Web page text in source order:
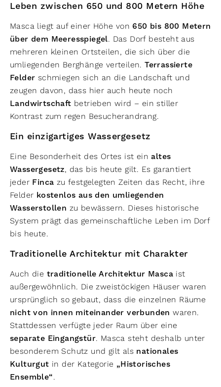
Leben zwischen 650 und 800 Metern Höhe
Masca liegt auf einer Höhe von 650 bis 800 Metern
über dem Meeresspiegel. Das Dorf besteht aus
mehreren kleinen Ortsteilen, die sich über die
umliegenden Berghänge verteilen.Terrassierte
Felder schmiegen sich an die Landschaft und
zeugen davon, dass hier auch heute noch
Landwirtschaft betrieben wird – ein stiller
Kontrast zum regen Besucherandrang.
Ein einzigartiges Wassergesetz
Eine Besonderheit des Ortes ist einaltes
Wassergesetz, das bis heute gilt. Es garantiert
jeder Finca zu festgelegten Zeiten das Recht, ihre
Felder kostenlos aus den umliegenden
Wasserstollen zu bewässern. Dieses historische
System prägt das gemeinschaftliche Leben im Dorf
bis heute.
Traditionelle Architektur mit Charakter
Auch die traditionelle Architektur Masca ist
außergewöhnlich. Die zweistöckigen Häuser waren
ursprünglich so gebaut, dass die einzelnen Räume
nicht von innen miteinander verbunden waren.
Stattdessen verfügte jeder Raum über eine
separate Eingangstür. Masca steht deshalb unter
besonderem Schutz und gilt als nationales
Kulturgut in der Kategorie „Historisches
Ensemble“.